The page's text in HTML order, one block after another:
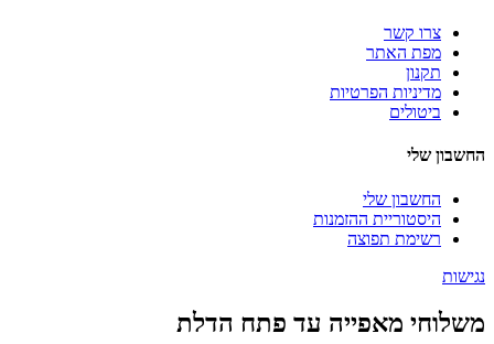
צרו קשר
מפת האתר
תקנון
מדיניות הפרטיות
ביטולים
החשבון שלי
החשבון שלי
היסטוריית ההזמנות
רשימת תפוצה
נגישות
משלוחי מאפייה עד פתח הדלת